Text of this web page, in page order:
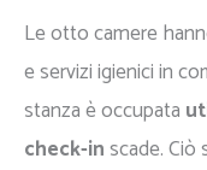
Le otto camere
e servizi igienici in
stanza è occupata
check-inscade.